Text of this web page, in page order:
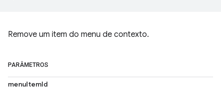
Remove um item do menu de contexto.
PARÂMETROS
menuItemId